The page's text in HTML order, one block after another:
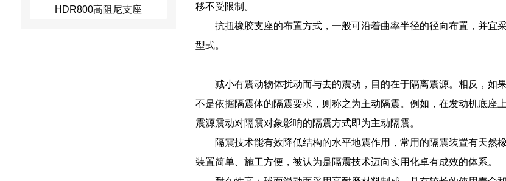
HDR800高阻尼支座
移不受限制。
抗扭橡胶支座的布置方式，一般可沿着曲率半径的径向布置，并宜
型式。
减小有震动物体扰动而与去的震动，目的在于隔离震源。相反，如
不是依据隔震体的隔震要求，则称之为主动隔震。例如，在发动机底座
震源震动对隔震对象影响的隔震方式即为主动隔震。
隔震技术能有效降低结构的水平地震作用，常用的隔震装置有天
装置简单、施工方便，被认为是隔震技术迈向实用化卓有成效的体系。